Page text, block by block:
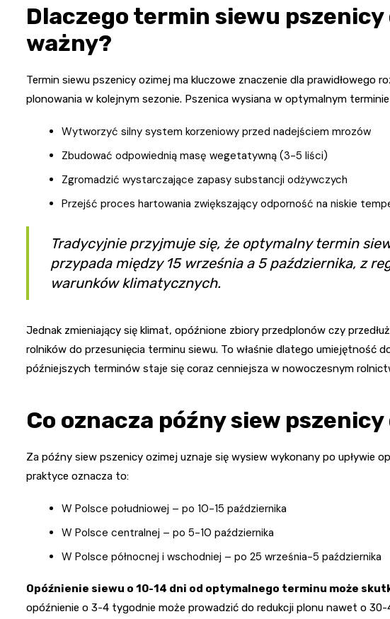
Dlaczego termin siewu
ważny?
Termin siewu pszenicy ozimej ma kluczowe znaczenie dla prawidłowego
plonowania w kolejnym sezonie. Pszenica wysiana w optymalnym
Wytworzyć silny system korzeniowy przed nadejściem mrozów
Zbudować odpowiednią masę wegetatywną (3-5 liści)
Zgromadzić wystarczające zapasy substancji odżywczych
Przejść proces hartowania zwiększający odporność na niskie
Tradycyjnie przyjmuje się, że optymalny termin
przypada między 15 września a 5 października, z
warunków klimatycznych.
Jednak zmieniający się klimat, opóźnione zbiory przedplonów czy
rolników do przesunięcia terminu siewu. To właśnie dlatego umiejętność
późniejszych terminów staje się coraz cenniejsza w nowoczesnym
Co oznacza późny siew
Za późny siew pszenicy ozimej uznaje się wysiew wykonany po upływie
praktyce oznacza to:
W Polsce południowej – po 10-15 października
W Polsce centralnej – po 5-10 października
W Polsce północnej i wschodniej – po 25 września-5 października
Opóźnienie siewu o 10-14 dni od optymalnego terminu może
opóźnienie o 3-4 tygodnie może prowadzić do redukcji plonu nawet o